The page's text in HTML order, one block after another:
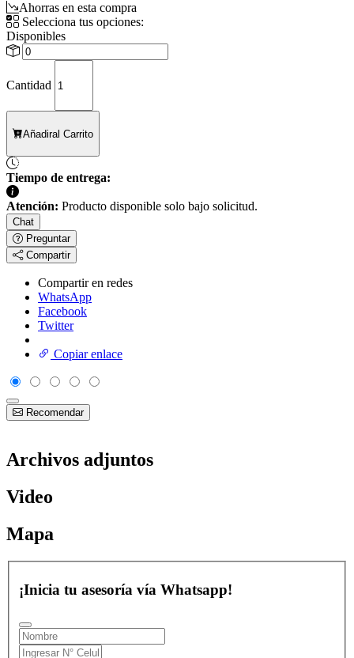
Ahorras en esta compra
Selecciona tus opciones:
Disponibles
Cantidad
Añadiral Carrito
Tiempo de entrega:
Atención: Producto disponible solo bajo solicitud.
Chat
Preguntar
Compartir
Compartir en redes
WhatsApp
Facebook
Twitter
Copiar enlace
Recomendar
Archivos adjuntos
Video
Mapa
¡Inicia tu asesoría vía Whatsapp!